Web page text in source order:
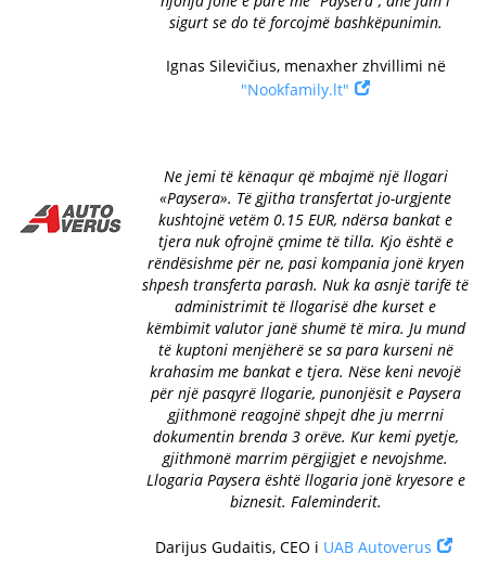
sigurt se do të forcojmë bashkëpunimin.
Ignas Silevičius, menaxher zhvillimi në
"Nookfamily.lt"
Ne jemi të kënaqur që mbajmë një llogari
«Paysera». Të gjitha transfertat jo-urgjente
kushtojnë vetëm 0.15 EUR, ndërsa bankat e
tjera nuk ofrojnë çmime të tilla. Kjo është e
rëndësishme për ne, pasi kompania jonë kryen
shpesh transferta parash. Nuk ka asnjë tarifë të
administrimit të llogarisë dhe kurset e
këmbimit valutor janë shumë të mira. Ju mund
të kuptoni menjëherë se sa para kurseni në
krahasim me bankat e tjera. Nëse keni nevojë
për një pasqyrë llogarie, punonjësit e Paysera
gjithmonë reagojnë shpejt dhe ju merrni
dokumentin brenda 3 orëve. Kur kemi pyetje,
gjithmonë marrim përgjigjet e nevojshme.
Llogaria Paysera është llogaria jonë kryesore e
biznesit. Faleminderit.
Darijus Gudaitis, CEO i UAB Autoverus